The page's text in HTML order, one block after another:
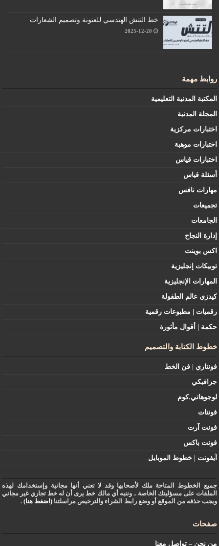
خط التتش الهندسي للعنونة وتصميم الشعارات
2025-12-20
روابط مهمة
المكتبة المدنية التعليمية
المجلة المدنية
اختبارات مركزية
اختبارات موهبة
اختبارات قياس
أسئلة قياس
مهارات نافس
تجميعات
الجامعات
إدارة النجاح
اكس بوينت
توبيكات إنجليزية
المهارات الإنجليزية
كيدزي عالم الطفولة
رقميات | مطبوعات رقمية
حكمة | أقوال مأثورة
خطوط الكتابة والتصميم
فونتاري | فن الخط
جرافيكي
لوجوهاتي.كوم
فونتات
فونت آرت
فونت باكس
آيفونت | خطوط الموبايل
جميع الخطوط المتاحة ملك لأصحابها وقد لا تعني أنها مجانية وإستخدامك لهذه
الملفات على مسؤليتك الخاصة .. وننبه أي مالك خط يرى أن له خط تجاري غير مجاني
ويجب حذفه من الموقع أو وضع رابط الشراء والترخيص مراسلتنا(اضغط هنا) .
صفحات
من نحن – تواصل معنا